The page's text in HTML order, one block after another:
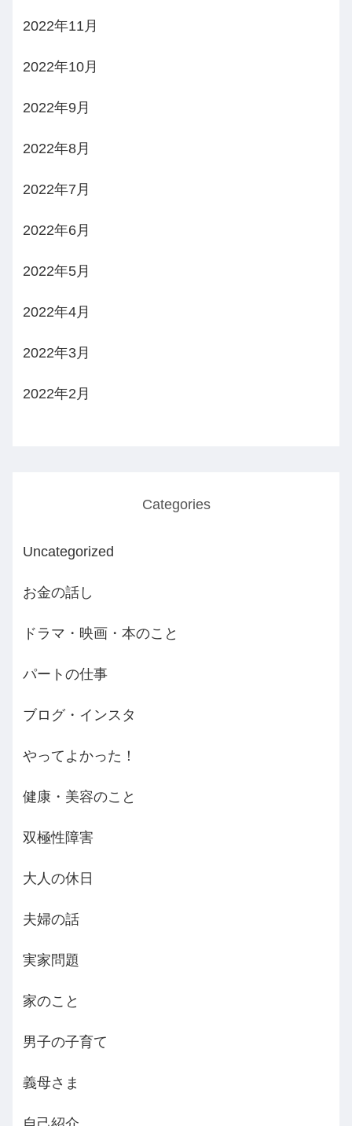
2022年11月
2022年10月
2022年9月
2022年8月
2022年7月
2022年6月
2022年5月
2022年4月
2022年3月
2022年2月
Categories
Uncategorized
お金の話し
ドラマ・映画・本のこと
パートの仕事
ブログ・インスタ
やってよかった！
健康・美容のこと
双極性障害
大人の休日
夫婦の話
実家問題
家のこと
男子の子育て
義母さま